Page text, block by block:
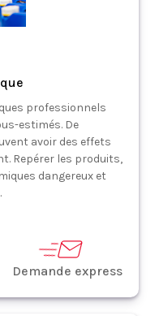
professionnels
estimés. De
avoir des effets
Repérer les produits,
dangereux et
Demande express